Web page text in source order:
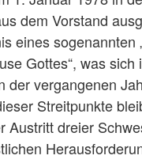
dem Vorstand
eines
Gottes“, was
der vergangenen
Streitpunkte
Austritt dreier